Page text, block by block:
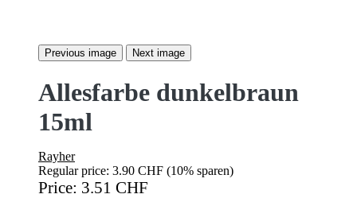
Previous image Next image
Allesfarbe dunkelbraun
15ml
Rayher
Regular price: 3.90 CHF (10% sparen)
Price: 3.51 CHF